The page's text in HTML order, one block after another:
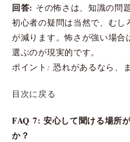
回答: その怖さは、知識の問
初心者の疑問は当然で、む
が減ります。怖さが強い場合
選ぶのが現実的です。
ポイント: 恐れがあるなら、
目次に戻る
FAQ 7: 安心して聞ける場所
か？